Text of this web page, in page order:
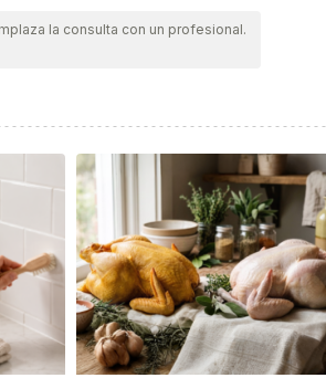
la consulta con un profesional.